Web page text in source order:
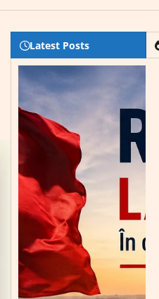
Latest Posts